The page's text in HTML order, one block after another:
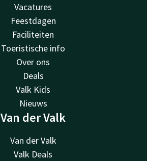
Vacatures
Feestdagen
Faciliteiten
Toeristische info
Over ons
Deals
Valk Kids
Nieuws
Van der Valk
Van der Valk
Valk Deals